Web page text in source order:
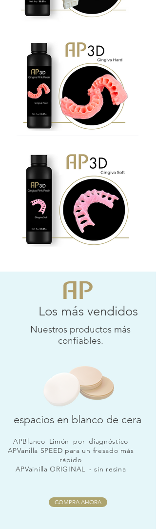
Los más vendidos
Nuestros productos más
confiables.
espacios en blanco de cera
APBlanco Limón por diagnóstico
APVanilla SPEED para un fresado más
rápido
APVainilla ORIGINAL - sin resina
COMPRA AHORA